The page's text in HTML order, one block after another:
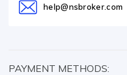
help@nsbroker.com
PAYMENT METHODS: